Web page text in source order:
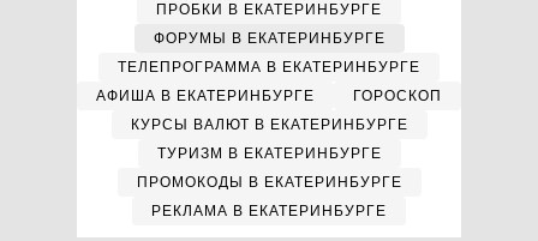
ПРОБКИ В ЕКАТЕРИНБУРГЕ
ФОРУМЫ В ЕКАТЕРИНБУРГЕ
ТЕЛЕПРОГРАММА В ЕКАТЕРИНБУРГЕ
АФИША В ЕКАТЕРИНБУРГЕ
ГОРОСКОП
КУРСЫ ВАЛЮТ В ЕКАТЕРИНБУРГЕ
ТУРИЗМ В ЕКАТЕРИНБУРГЕ
ПРОМОКОДЫ В ЕКАТЕРИНБУРГЕ
РЕКЛАМА В ЕКАТЕРИНБУРГЕ